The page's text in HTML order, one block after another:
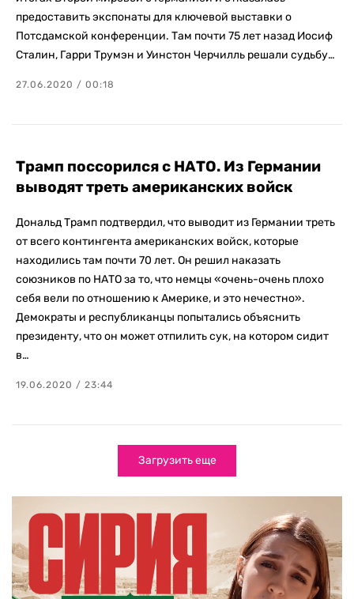
предоставить экспонаты для ключевой выставки о
Потсдамской конференции. Там почти 75 лет назад Иосиф
Сталин, Гарри Трумэн и Уинстон Черчилль решали судьбу…
27.06.2020 / 00:18
Трамп поссорился с НАТО. Из Германии
выводят треть американских войск
Дональд Трамп подтвердил, что выводит из Германии треть
от всего контингента американских войск, которые
находились там почти 70 лет. Он решил наказать
союзников по НАТО за то, что немцы «очень-очень плохо
себя вели по отношению к Америке, и это нечестно».
Демократы и республиканцы попытались объяснить
президенту, что он может отпилить сук, на котором сидит
в…
19.06.2020 / 23:44
Загрузить еще